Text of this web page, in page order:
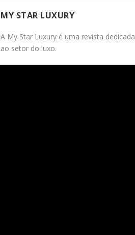
MY STAR LUXURY
A My Star Luxury é uma revista dedicada
ao setor do luxo.